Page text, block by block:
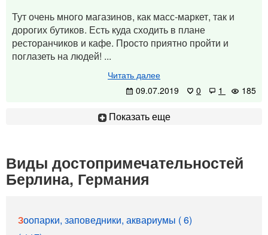
Тут очень много магазинов, как масс-маркет, так и
дорогих бутиков. Есть куда сходить в плане
ресторанчиков и кафе. Просто приятно пройти и
поглазеть на людей! ...
Читать далее
09.07.2019
0 1 185
Показать еще
Виды достопримечательностей
Берлина, Германия
Зоопарки, заповедники, аквариумы ( 6)